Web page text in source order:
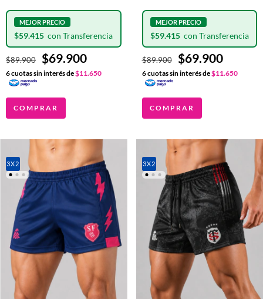
$89.900 $69.900
$59.415
6cuotas sin interés de$11.650
COMPRAR
$89.900 $69.900
$59.415
6cuotas sin interés de$11.650
COMPRAR
3X2 3X2